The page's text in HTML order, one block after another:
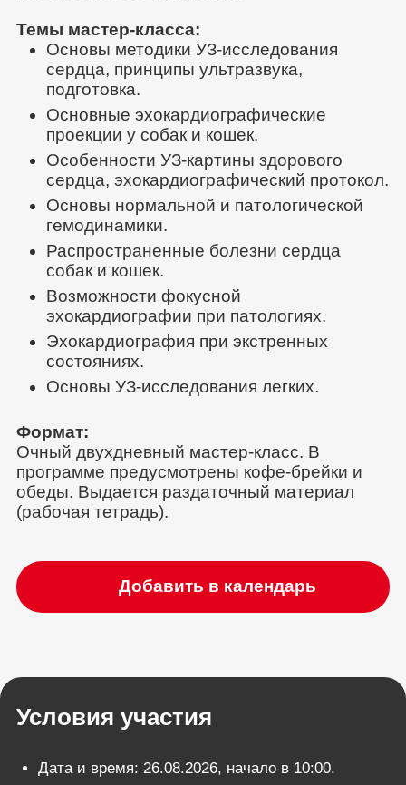
Темы мастер-класса:
Основы методики УЗ-исследования
сердца, принципы ультразвука,
подготовка.
Основные эхокардиографические
проекции у собак и кошек.
Особенности УЗ-картины здорового
сердца, эхокардиографический протокол.
Основы нормальной и патологической
гемодинамики.
Распространенные болезни сердца
собак и кошек.
Возможности фокусной
эхокардиографии при патологиях.
Эхокардиография при экстренных
состояниях.
Основы УЗ-исследования легких.
Формат:
Очный двухдневный мастер-класс. В
программе предусмотрены кофе-брейки и
обеды. Выдается раздаточный материал
(рабочая тетрадь).
Добавить в календарь
Условия участия
Дата и время: 26.08.2026, начало в 10:00.